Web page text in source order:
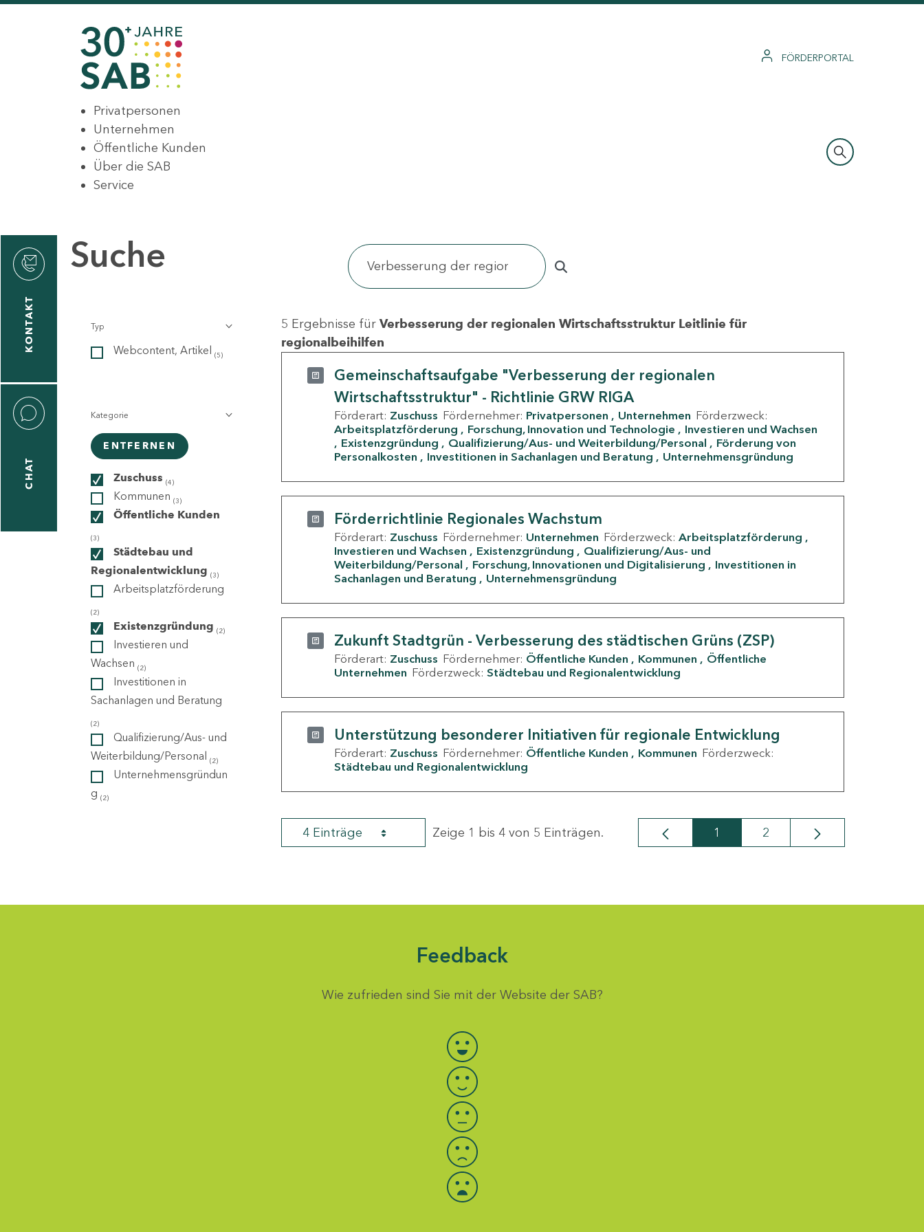
FÖRDERPORTAL
Privatpersonen
Unternehmen
Öffentliche Kunden
Über die SAB
Service
KONTAKT
CHAT
Suche
Typ
Webcontent, Artikel (5)
Kategorie
ENTFERNEN
Zuschuss (4)
Kommunen (3)
Öffentliche Kunden
(3)
Städtebau und
Regionalentwicklung (3)
Arbeitsplatzförderung
(2)
Existenzgründung (2)
Investieren und
Wachsen (2)
Investitionen in
Sachanlagen und Beratung
(2)
Qualifizierung/Aus- und
Weiterbildung/Personal (2)
Unternehmensgründun
g (2)
5 Ergebnisse für Verbesserung der regionalen Wirtschaftsstruktur Leitlinie für
regionalbeihilfen
Gemeinschaftsaufgabe "Verbesserung der regionalen
Wirtschaftsstruktur" - Richtlinie GRW RIGA
Förderart: Zuschuss Fördernehmer: Privatpersonen Unternehmen Förderzweck:
Arbeitsplatzförderung
Forschung, Innovation und Technologie
Investieren und Wachsen
Existenzgründung
Qualifizierung/Aus- und Weiterbildung/Personal
Förderung von
Personalkosten
Investitionen in Sachanlagen und Beratung Unternehmensgründung
Förderrichtlinie Regionales Wachstum
Förderart: Zuschuss Fördernehmer: Unternehmen Förderzweck: Arbeitsplatzförderung
Investieren und Wachsen
Existenzgründung
Qualifizierung/Aus- und
Weiterbildung/Personal
Forschung, Innovationen und Digitalisierung
Investitionen in
Sachanlagen und Beratung
Unternehmensgründung
Zukunft Stadtgrün - Verbesserung des städtischen Grüns (ZSP)
Förderart: Zuschuss Fördernehmer: Öffentliche Kunden Kommunen
Öffentliche
Unternehmen Förderzweck: Städtebau und Regionalentwicklung
Unterstützung besonderer Initiativen für regionale Entwicklung
Förderart: Zuschuss Fördernehmer: Öffentliche Kunden Kommunen Förderzweck:
Städtebau und Regionalentwicklung
4 Einträge Zeige 1 bis 4 von 5 Einträgen. Seite
1 Seite
2
Feedback
Wie zufrieden sind Sie mit der Website der SAB?
Bewertung auswählen